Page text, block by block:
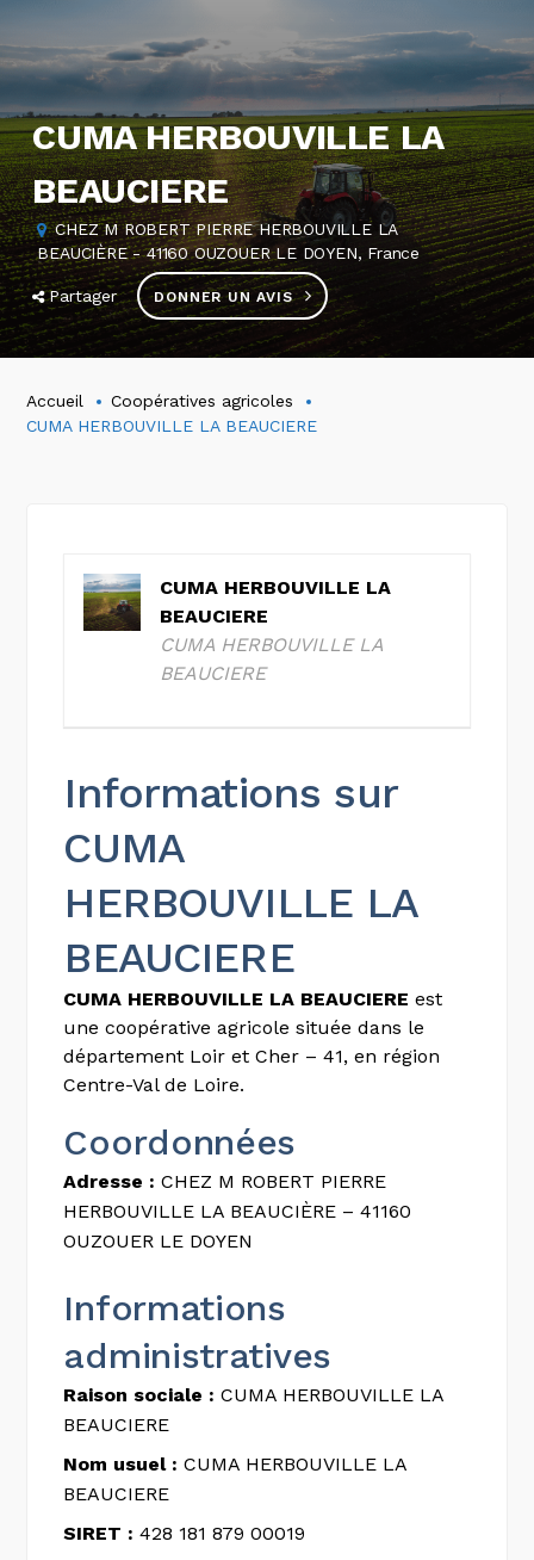
CUMA HERBOUVILLE LA
BEAUCIERE
CHEZ M ROBERT PIERRE HERBOUVILLE LA
BEAUCIÈRE - 41160 OUZOUER LE DOYEN, France
Partager DONNER UN AVIS
Accueil
Coopératives agricoles
CUMA HERBOUVILLE LA BEAUCIERE
CUMA HERBOUVILLE LA
BEAUCIERE
CUMA HERBOUVILLE LA
BEAUCIERE
Informations sur
CUMA
HERBOUVILLE LA
BEAUCIERE
CUMA HERBOUVILLE LA BEAUCIERE est
une coopérative agricole située dans le
département Loir et Cher – 41, en région
Centre-Val de Loire.
Coordonnées
Adresse : CHEZ M ROBERT PIERRE
HERBOUVILLE LA BEAUCIÈRE – 41160
OUZOUER LE DOYEN
Informations
administratives
Raison sociale : CUMA HERBOUVILLE LA
BEAUCIERE
Nom usuel : CUMA HERBOUVILLE LA
BEAUCIERE
SIRET : 428 181 879 00019